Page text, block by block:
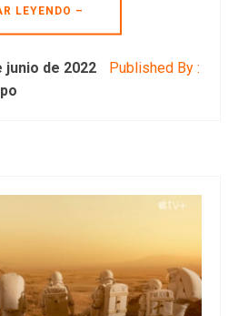
LEYENDO –
junio de 2022
Published By :